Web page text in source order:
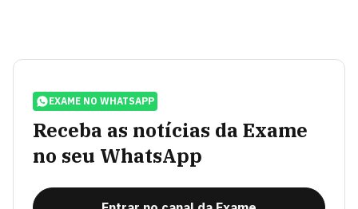
EXAME NO WHATSAPP
Receba as notícias da Exame
no seu WhatsApp